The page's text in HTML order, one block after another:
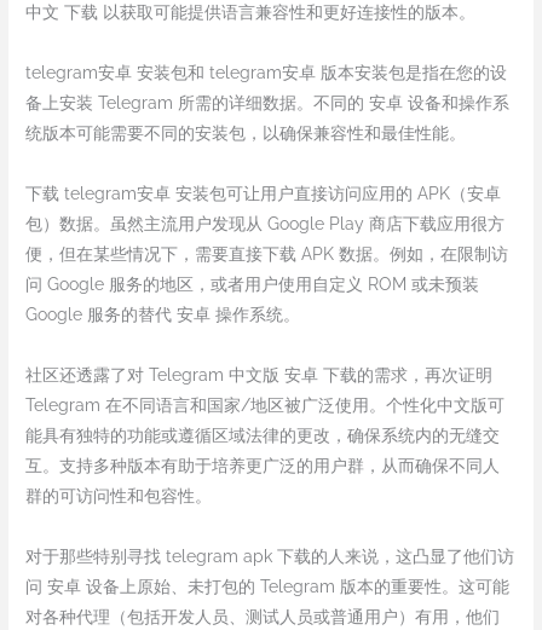
中文 下载 以获取可能提供语言兼容性和更好连接性的版本。
telegram安卓 安装包和 telegram安卓 版本安装包是指在您的设
备上安装 Telegram 所需的详细数据。不同的 安卓 设备和操作系
统版本可能需要不同的安装包，以确保兼容性和最佳性能。
下载 telegram安卓 安装包可让用户直接访问应用的 APK（安卓
包）数据。虽然主流用户发现从 Google Play 商店下载应用很方
便，但在某些情况下，需要直接下载 APK 数据。例如，在限制访
问 Google 服务的地区，或者用户使用自定义 ROM 或未预装
Google 服务的替代 安卓 操作系统。
社区还透露了对 Telegram 中文版 安卓 下载的需求，再次证明
Telegram 在不同语言和国家/地区被广泛使用。个性化中文版可
能具有独特的功能或遵循区域法律的更改，确保系统内的无缝交
互。支持多种版本有助于培养更广泛的用户群，从而确保不同人
群的可访问性和包容性。
对于那些特别寻找 telegram apk 下载的人来说，这凸显了他们访
问 安卓 设备上原始、未打包的 Telegram 版本的重要性。这可能
对各种代理（包括开发人员、测试人员或普通用户）有用，他们